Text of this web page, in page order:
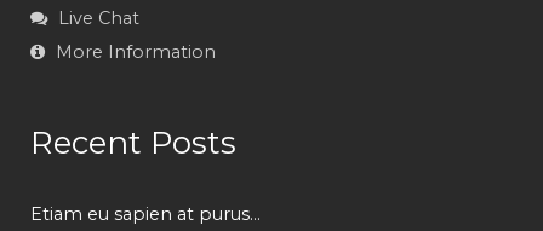
Live Chat
More Information
Recent Posts
Etiam eu sapien at purus...